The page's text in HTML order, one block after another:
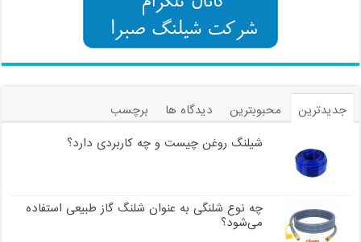
جدیدترین محبوبترین دیدگاه ها
برچسب
شیلنگ روغن چیست و چه کاربردی دارد؟
چه نوع شلنگی به عنوان شلنگ گاز طبیعی استفاده
می‌شود؟